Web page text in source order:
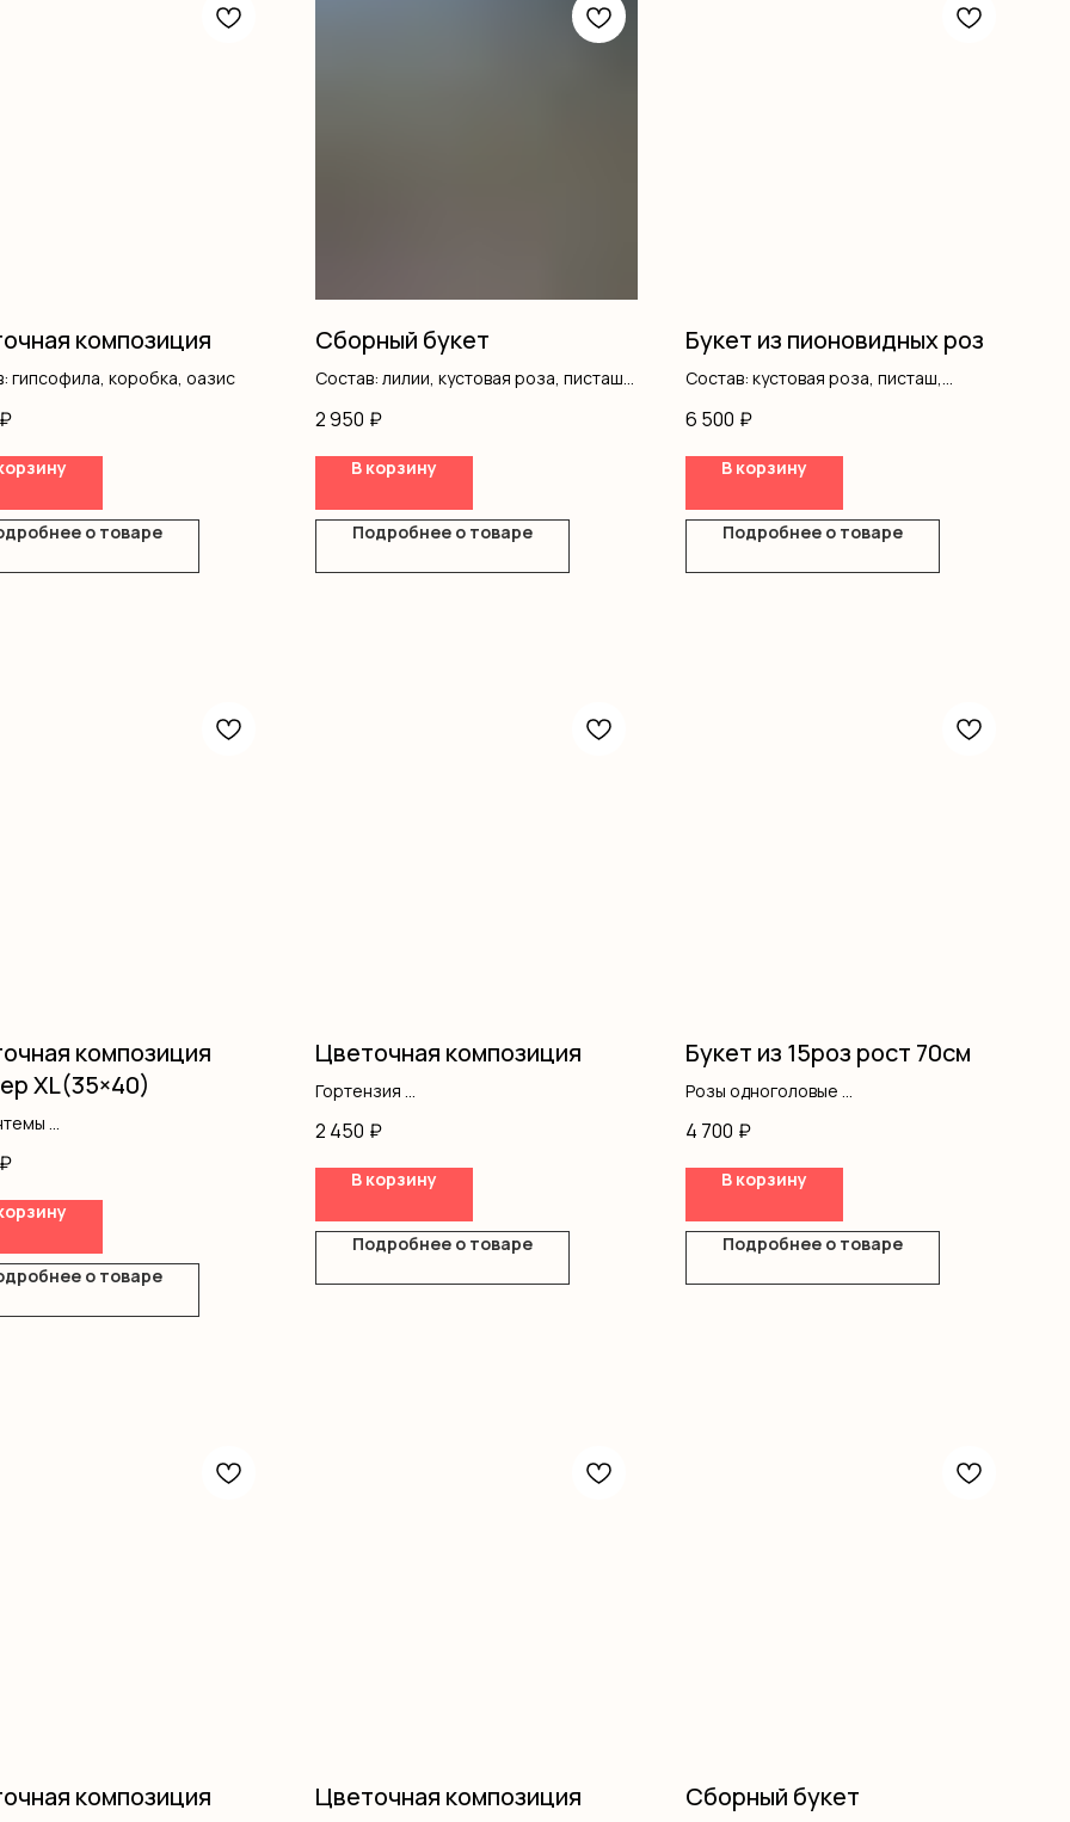
композиция
гипсофила, коробка, оазис
₽
о товаре
Сборный букет
Состав: лилии, кустовая роза, писташ,
2 950 ₽
В корзину
Подробнее о товаре
Букет из пионовидных роз
Состав: кустовая роза, писташ,
6 500 ₽
В корзину
Подробнее о товаре
композиция
XL(35×40)
₽
о товаре
Цветочная композиция
Гортензия
Оазис
Коробка
2 450 ₽
В корзину
Подробнее о товаре
Букет из 15роз рост 70см
Розы одноголовые
4 700 ₽
В корзину
Подробнее о товаре
композиция Цветочная композиция Сборный букет